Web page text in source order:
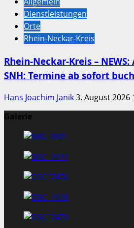
Dienstleistungen
Orte
Rhein-Neckar-Kreis
Rhein-Neckar-Kreis –
SNH: Termine ab sofort
Hans Joachim Janik3. August 2026
Galerie